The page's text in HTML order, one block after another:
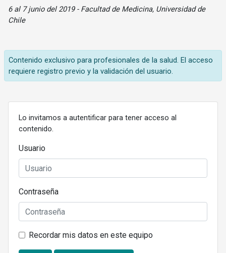
6 al 7 junio del 2019 - Facultad de Medicina, Universidad de
Chile
Contenido exclusivo para profesionales de la salud. El acceso
requiere registro previo y la validación del usuario.
Lo invitamos a autentificar para tener acceso al
contenido.
Usuario
Contraseña
Recordar mis datos en este equipo